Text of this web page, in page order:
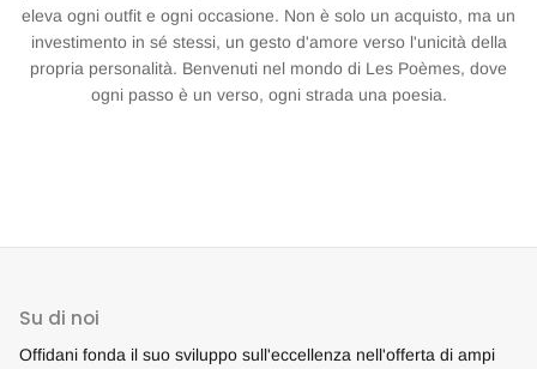
eleva ogni outfit e ogni occasione. Non è solo un acquisto, ma un
investimento in sé stessi, un gesto d'amore verso l'unicità della
propria personalità. Benvenuti nel mondo di Les Poèmes, dove
ogni passo è un verso, ogni strada una poesia.
Su di noi
Offidani fonda il suo sviluppo sull'eccellenza nell'offerta di ampi